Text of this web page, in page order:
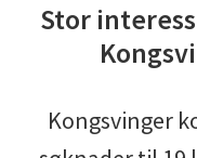
Stor
Kongsvinger